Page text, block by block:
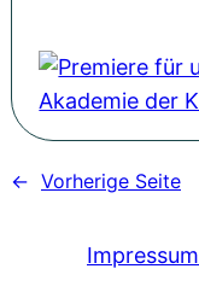
t
s
l
n
«
–
f
a
n
t
e
u
&
e
m
i
e
e
← Vorherige Seite
Impressum